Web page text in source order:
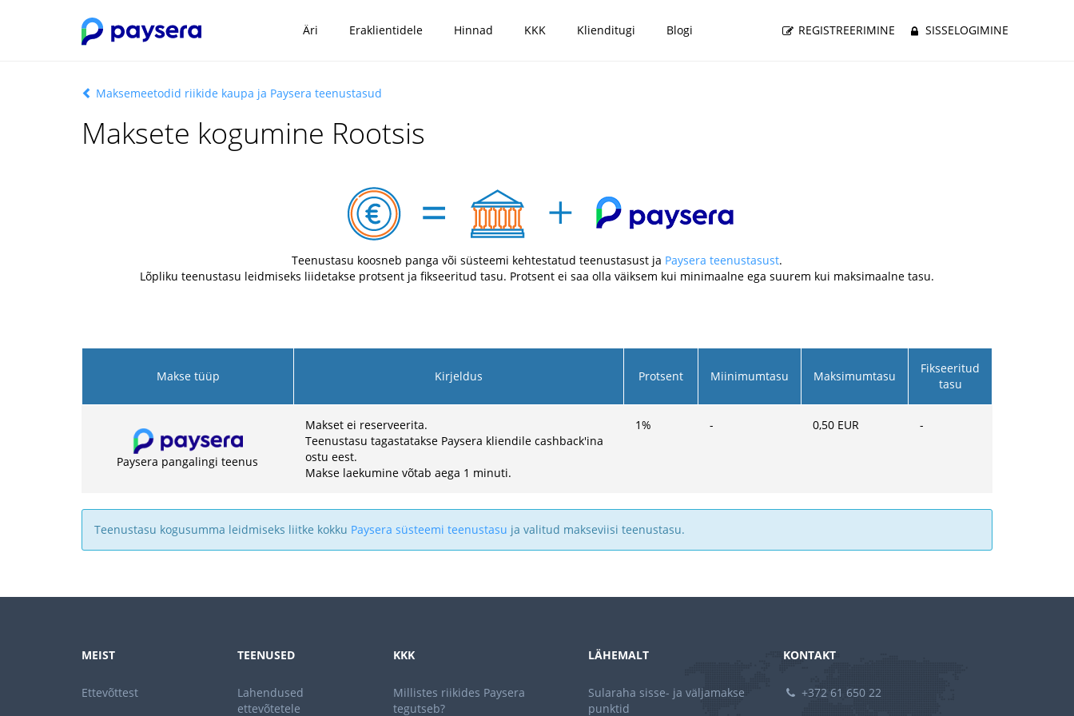
Äri Eraklientidele Hinnad KKK Klienditugi Blogi REGISTREERIMINE SISSELOGIMINE
Maksemeetodid riikide kaupa ja Paysera teenustasud
Maksete kogumine Rootsis
Teenustasu koosneb panga või süsteemi kehtestatud teenustasust ja Paysera teenustasust.
Lõpliku teenustasu leidmiseks liidetakse protsent ja fikseeritud tasu. Protsent ei saa olla väiksem kui minimaalne ega suurem kui maksimaalne tasu.
Makse tüüp Kirjeldus Protsent Miinimumtasu Maksimumtasu
Fikseeritud
tasu
Paysera pangalingi teenus
Makset ei reserveerita.
Teenustasu tagastatakse Paysera kliendile cashback'ina
ostu eest.
Makse laekumine võtab aega 1 minuti.
1% - 0,50 EUR -
Teenustasu kogusumma leidmiseks liitke kokku Paysera süsteemi teenustasu ja valitud makseviisi teenustasu.
MEIST
Ettevõttest
TEENUSED
Lahendused
ettevõtetele
KKK
Millistes riikides Paysera
tegutseb?
LÄHEMALT
Sularaha sisse- ja väljamakse
punktid
KONTAKT
+372 61 650 22